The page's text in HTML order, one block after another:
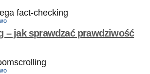
– jak sprawdzać prawdziwość